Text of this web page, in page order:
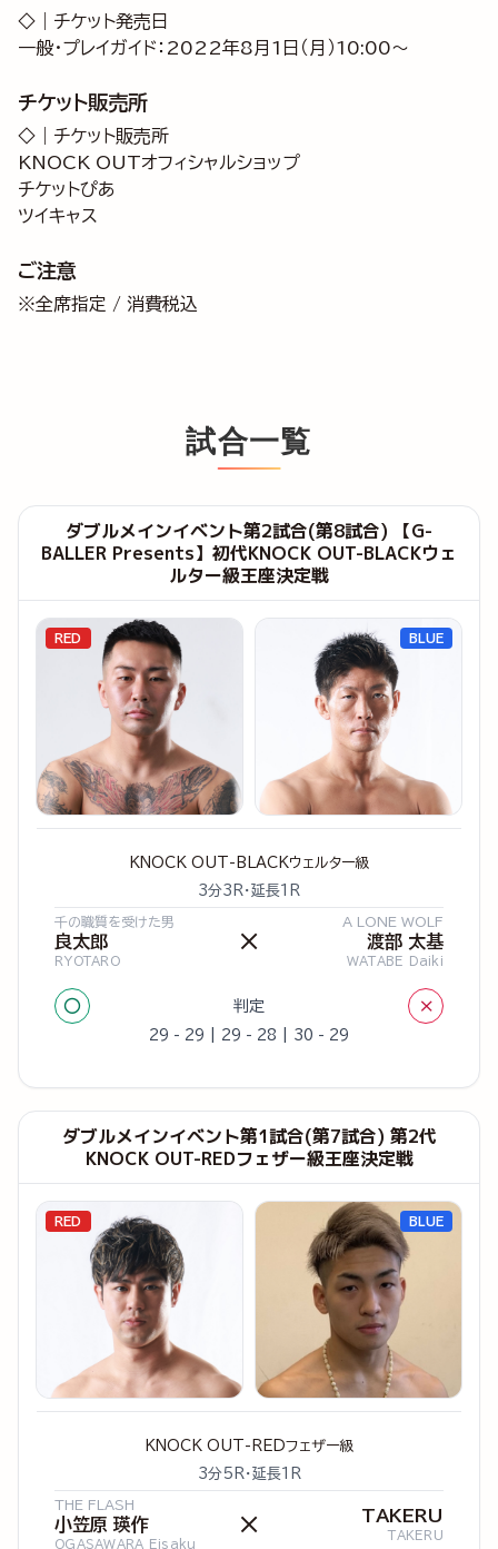
◇｜チケット発売日
一般・プレイガイド：2022年8月1日（月）10:00～
チケット販売所
◇｜チケット販売所
KNOCK OUTオフィシャルショップ
チケットぴあ
ツイキャス
ご注意
※全席指定 / 消費税込
試合一覧
ダブルメインイベント第2試合(第8試合) 【G-
BALLER Presents】初代KNOCK OUT-BLACKウェ
ルター級王座決定戦
RED
KNOCK OUT-BLACKウェルター級
3分3R・延長1R
千の職質を受けた男
良太郎
RYOTARO
×
A LONE WOLF
渡部 太基
WATABE Daiki
○ 判定 ×
29 - 29 | 29 - 28 | 30 - 29
BLUE
ダブルメインイベント第1試合(第7試合) 第2代
KNOCK OUT-REDフェザー級王座決定戦
RED
KNOCK OUT-REDフェザー級
3分5R・延長1R
THE FLASH
小笠原 瑛作
OGASAWARA Eisaku
× TAKERU
TAKERU
BLUE